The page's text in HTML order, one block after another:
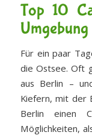
Top 10
Umgebung
Für ein paar
die Ostsee. Oft
aus Berlin –
Kiefern, mit der
Berlin einen
Möglichkeiten,